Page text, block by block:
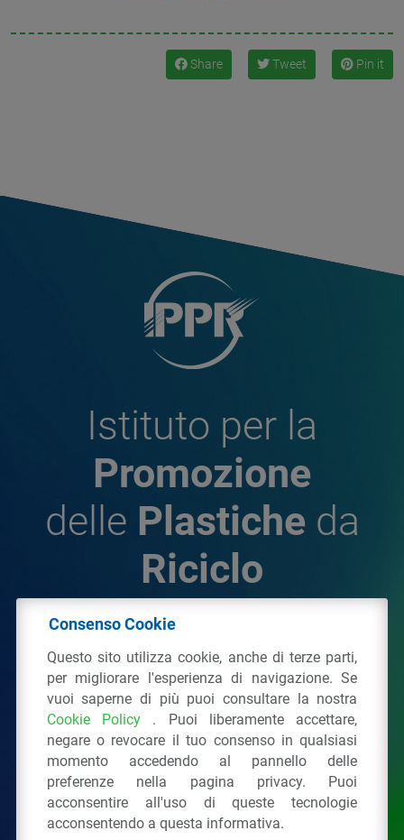
Share Tweet Pin it
Istituto per la
Promozione
delle Plastiche da
Riciclo
Plastiche da Riciclo
C.F. 97381090154
Via San Vittore 36 20123Milano (MI)
Tel.: 02 43928225.
Tutti i diritti riservati Privacy Policy &Cookie
Consenso Cookie
Questo sito utilizza cookie, anche di terze parti,
per migliorare l'esperienza di navigazione. Se
vuoi saperne di più puoi consultare la nostra
Cookie Policy . Puoi liberamente accettare,
negare o revocare il tuo consenso in qualsiasi
momento accedendo al pannello delle
preferenze nella pagina privacy. Puoi
acconsentire all'uso di queste tecnologie
acconsentendo a questa informativa.